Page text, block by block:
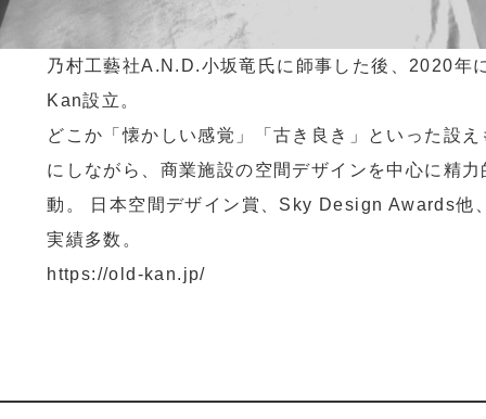
乃村工藝社A.N.D.小坂竜氏に師事した後、2020年
Kan設立。
どこか「懐かしい感覚」「古き良き」といった設え
にしながら、商業施設の空間デザインを中心に精力
動。 日本空間デザイン賞、Sky Design Awards他
実績多数。
https://old-kan.jp/